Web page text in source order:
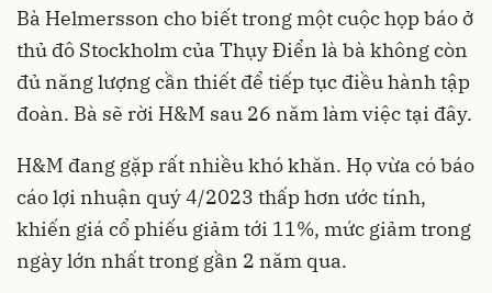
Bà Helmersson cho biết trong một cuộc họp báo ở
thủ đô Stockholm của Thụy Điển là bà không còn
đủ năng lượng cần thiết để tiếp tục điều hành tập
đoàn. Bà sẽ rời H&M sau 26 năm làm việc tại đây.
H&M đang gặp rất nhiều khó khăn. Họ vừa có báo
cáo lợi nhuận quý 4/2023 thấp hơn ước tính,
khiến giá cổ phiếu giảm tới 11%, mức giảm trong
ngày lớn nhất trong gần 2 năm qua.